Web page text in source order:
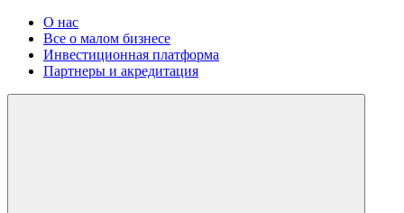
О нас
Все о малом бизнесе
Инвестиционная платформа
Партнеры и акредитация